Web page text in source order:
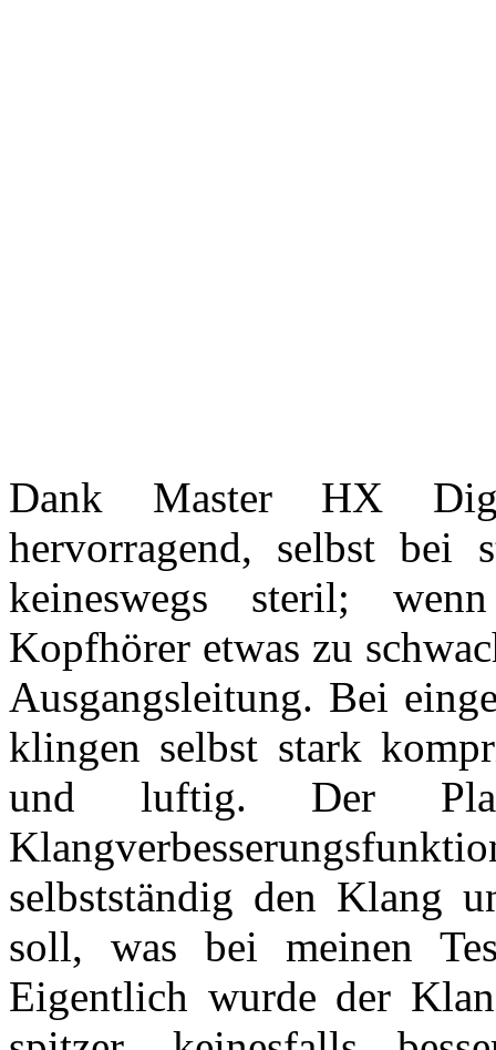
Dank Master HX
hervorragend, selbst bei
keineswegs steril;
Kopfhörer etwas zu
Ausgangsleitung. Bei
klingen selbst stark
und luftig. Der
selbstständig den Klang
soll, was bei meinen
Eigentlich wurde der